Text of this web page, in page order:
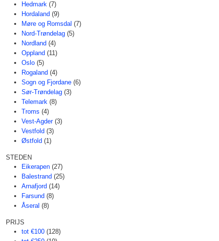
Hedmark (7)
Hordaland (9)
Møre og Romsdal (7)
Nord-Trøndelag (5)
Nordland (4)
Oppland (11)
Oslo (5)
Rogaland (4)
Sogn og Fjordane (6)
Sør-Trøndelag (3)
Telemark (8)
Troms (4)
Vest-Agder (3)
Vestfold (3)
Østfold (1)
STEDEN
Eikerapen (27)
Balestrand (25)
Arnafjord (14)
Farsund (8)
Åseral (8)
PRIJS
tot €100 (128)